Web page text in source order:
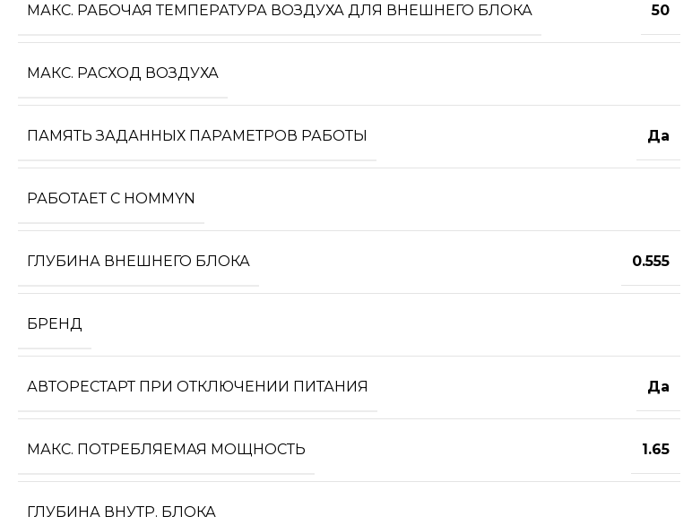
МАКС. РАБОЧАЯ ТЕМПЕРАТУРА ВОЗДУХА ДЛЯ ВНЕШНЕГО БЛОКА 50
МАКС. РАСХОД ВОЗДУХА
ПАМЯТЬ ЗАДАННЫХ ПАРАМЕТРОВ РАБОТЫ Да
РАБОТАЕТ С HOMMYN
ГЛУБИНА ВНЕШНЕГО БЛОКА 0.555
БРЕНД
АВТОРЕСТАРТ ПРИ ОТКЛЮЧЕНИИ ПИТАНИЯ Да
МАКС. ПОТРЕБЛЯЕМАЯ МОЩНОСТЬ 1.65
ГЛУБИНА ВНУТР. БЛОКА